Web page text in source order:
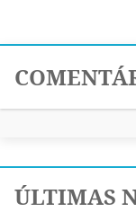
ÚLTIMAS